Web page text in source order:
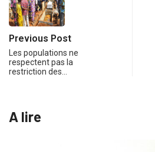
Previous Post
Les populations ne
respectent pas la
restriction des…
A lire